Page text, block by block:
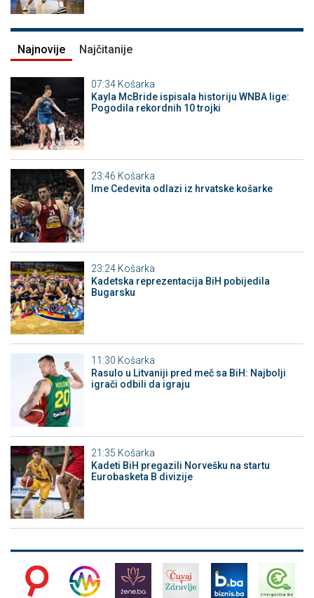
Najnovije Najčitanije
07:34 Košarka
Kayla McBride ispisala historiju WNBA lige:
Pogodila rekordnih 10 trojki
23:46 Košarka
Ime Cedevita odlazi iz hrvatske košarke
23:24 Košarka
Kadetska reprezentacija BiH pobijedila
Bugarsku
11:30 Košarka
Rasulo u Litvaniji pred meč sa BiH: Najbolji
igrači odbili da igraju
21:35 Košarka
Kadeti BiH pregazili Norvešku na startu
Eurobasketa B divizije